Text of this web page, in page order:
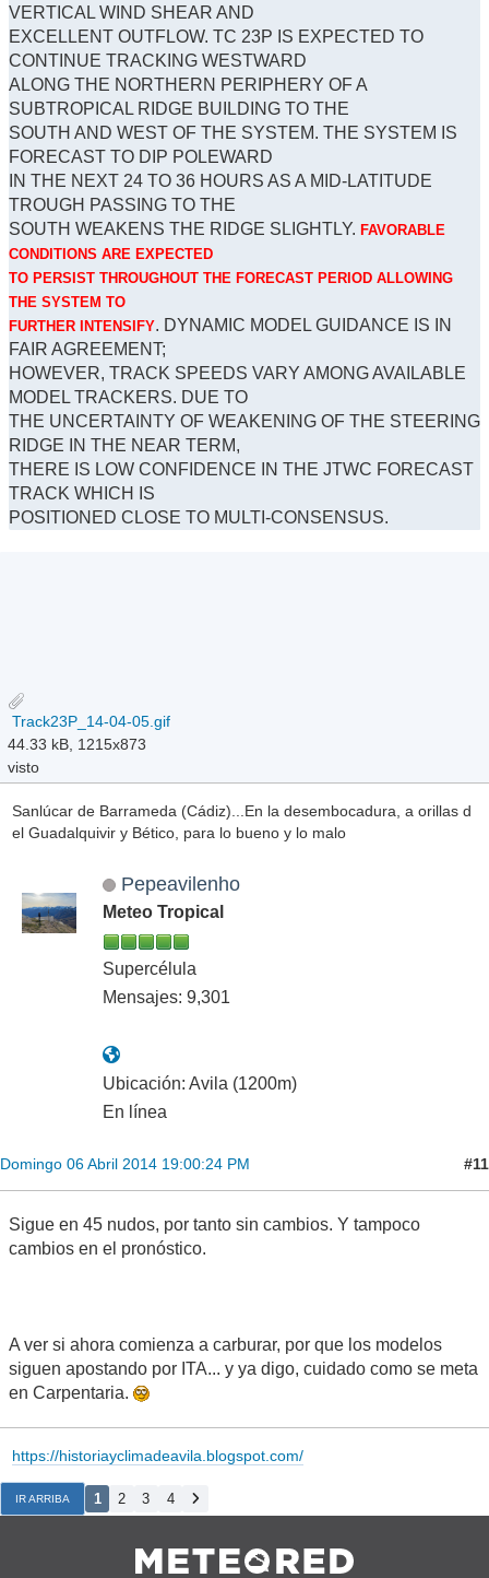
VERTICAL WIND SHEAR AND
EXCELLENT OUTFLOW. TC 23P IS EXPECTED TO
CONTINUE TRACKING WESTWARD
ALONG THE NORTHERN PERIPHERY OF A
SUBTROPICAL RIDGE BUILDING TO THE
SOUTH AND WEST OF THE SYSTEM. THE SYSTEM IS
FORECAST TO DIP POLEWARD
IN THE NEXT 24 TO 36 HOURS AS A MID-LATITUDE
TROUGH PASSING TO THE
SOUTH WEAKENS THE RIDGE SLIGHTLY. FAVORABLE
CONDITIONS ARE EXPECTED
TO PERSIST THROUGHOUT THE FORECAST PERIOD ALLOWING
THE SYSTEM TO
FURTHER INTENSIFY. DYNAMIC MODEL GUIDANCE IS IN
FAIR AGREEMENT;
HOWEVER, TRACK SPEEDS VARY AMONG AVAILABLE
MODEL TRACKERS. DUE TO
THE UNCERTAINTY OF WEAKENING OF THE STEERING
RIDGE IN THE NEAR TERM,
THERE IS LOW CONFIDENCE IN THE JTWC FORECAST
TRACK WHICH IS
POSITIONED CLOSE TO MULTI-CONSENSUS.
Track23P_14-04-05.gif
44.33 kB, 1215x873
visto
Sanlúcar de Barrameda (Cádiz)...En la desembocadura, a orillas d
el Guadalquivir y Bético, para lo bueno y lo malo
Pepeavilenho
Meteo Tropical
Supercélula
Mensajes: 9,301
Ubicación: Avila (1200m)
En línea
Domingo 06 Abril 2014 19:00:24 PM #11
Sigue en 45 nudos, por tanto sin cambios. Y tampoco
cambios en el pronóstico.
A ver si ahora comienza a carburar, por que los modelos
siguen apostando por ITA... y ya digo, cuidado como se meta
en Carpentaria.
https://historiayclimadeavila.blogspot.com/
IR ARRIBA 1 2 3 4